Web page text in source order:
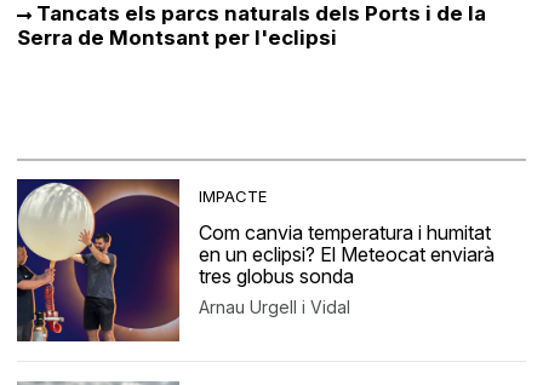
Tancats els parcs naturals dels Ports i de la
Serra de Montsant per l'eclipsi
IMPACTE
Com canvia temperatura i humitat
en un eclipsi? El Meteocat enviarà
tres globus sonda
Arnau Urgell i Vidal